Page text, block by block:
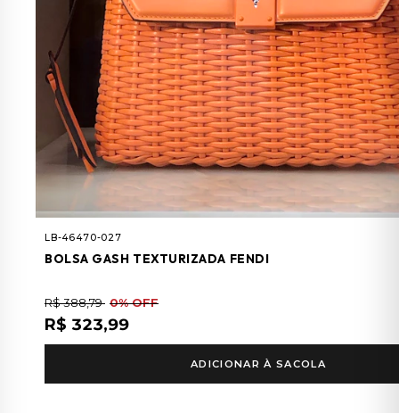
LB-46470-027
BOLSA GASH TEXTURIZADA FENDI
R$ 388,79 0% OFF
R$ 323,99
ADICIONAR À SACOLA